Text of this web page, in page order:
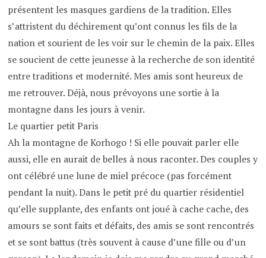
présentent les masques gardiens de la tradition. Elles
s’attristent du déchirement qu’ont connus les fils de la
nation et sourient de les voir sur le chemin de la paix. Elles
se soucient de cette jeunesse à la recherche de son identité
entre traditions et modernité. Mes amis sont heureux de
me retrouver. Déjà, nous prévoyons une sortie à la
montagne dans les jours à venir.
Le quartier petit Paris
Ah la montagne de Korhogo ! Si elle pouvait parler elle
aussi, elle en aurait de belles à nous raconter. Des couples y
ont célébré une lune de miel précoce (pas forcément
pendant la nuit). Dans le petit pré du quartier résidentiel
qu’elle supplante, des enfants ont joué à cache cache, des
amours se sont faits et défaits, des amis se sont rencontrés
et se sont battus (très souvent à cause d’une fille ou d’un